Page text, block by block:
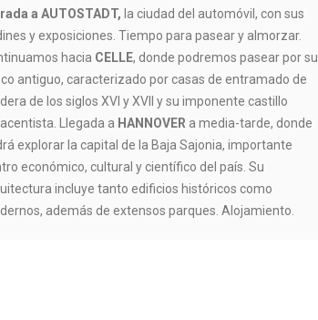
a AUTOSTADT, la ciudad del automóvil, con sus
y exposiciones. Tiempo para pasear y almorzar.
hacia CELLE, donde podremos pasear por su
antiguo, caracterizado por casas de entramado de
de los siglos XVI y XVII y su imponente castillo
Llegada a HANNOVER a media-tarde, donde
explorar la capital de la Baja Sajonia, importante
económico, cultural y científico del país. Su
incluye tanto edificios históricos como
además de extensos parques. Alojamiento.